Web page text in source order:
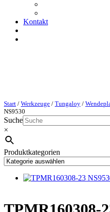
Kontakt
Start / Werkzeuge / Tungaloy /
NS9530
Suche
×
Produktkategorien